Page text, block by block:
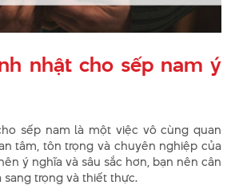
nhật cho sếp nam ý
sếp nam là một việc vô cùng quan
tâm, tôn trọng và chuyên nghiệp của
ý nghĩa và sâu sắc hơn, bạn nên cân
trọng và thiết thực.